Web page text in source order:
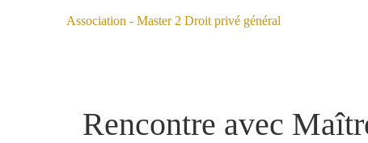
Association - Master 2 Droit privé général
Rencontre avec